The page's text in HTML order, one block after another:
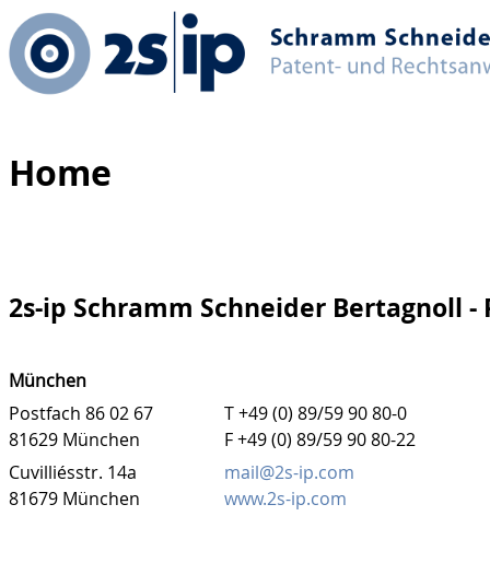
Home
2s-ip Schramm Schneider Bertagnoll
München
Postfach 86 02 67
81629 München
T +49 (0) 89/59 90 80-0
F +49 (0) 89/59 90 80-22
Cuvilliésstr. 14a
81679 München
mail@2s-ip.com
www.2s-ip.com